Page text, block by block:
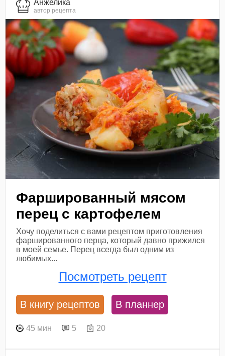
Анжелика
автор рецепта
Фаршированный мясом
перец с картофелем
Хочу поделиться с вами рецептом приготовления
фаршированного перца, который давно прижился
в моей семье. Перец всегда был одним из
любимых...
Посмотреть рецепт
В книгу рецептов В планнер
45 мин 5 20